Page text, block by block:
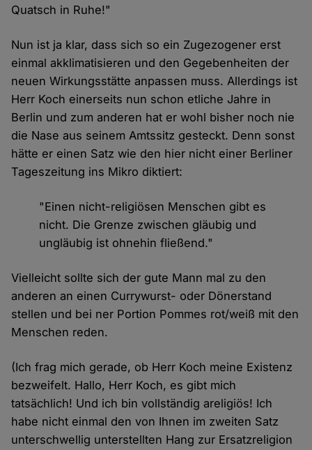
Quatsch in Ruhe!"
Nun ist ja klar, dass sich so ein Zugezogener erst
einmal akklimatisieren und den Gegebenheiten der
neuen Wirkungsstätte anpassen muss. Allerdings ist
Herr Koch einerseits nun schon etliche Jahre in
Berlin und zum anderen hat er wohl bisher noch nie
die Nase aus seinem Amtssitz gesteckt. Denn sonst
hätte er einen Satz wie den hier nicht einer Berliner
Tageszeitung ins Mikro diktiert:
"Einen nicht-religiösen Menschen gibt es
nicht. Die Grenze zwischen gläubig und
ungläubig ist ohnehin fließend."
Vielleicht sollte sich der gute Mann mal zu den
anderen an einen Currywurst- oder Dönerstand
stellen und bei ner Portion Pommes rot/weiß mit den
Menschen reden.
(Ich frag mich gerade, ob Herr Koch meine Existenz
bezweifelt. Hallo, Herr Koch, es gibt mich
tatsächlich! Und ich bin vollständig areligiös! Ich
habe nicht einmal den von Ihnen im zweiten Satz
unterschwellig unterstellten Hang zur Ersatzreligion